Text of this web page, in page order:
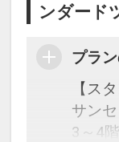
ンダード
プラ
【ス
サン
3～4